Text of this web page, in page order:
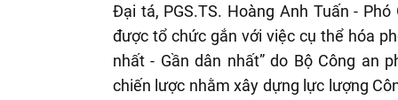
Đại tá, PGS.TS. Hoàng Anh Tuấn -
được tổ chức gắn với việc cụ thể hóa
nhất - Gần dân nhất” do Bộ Công an
chiến lược nhằm xây dựng lực lượng